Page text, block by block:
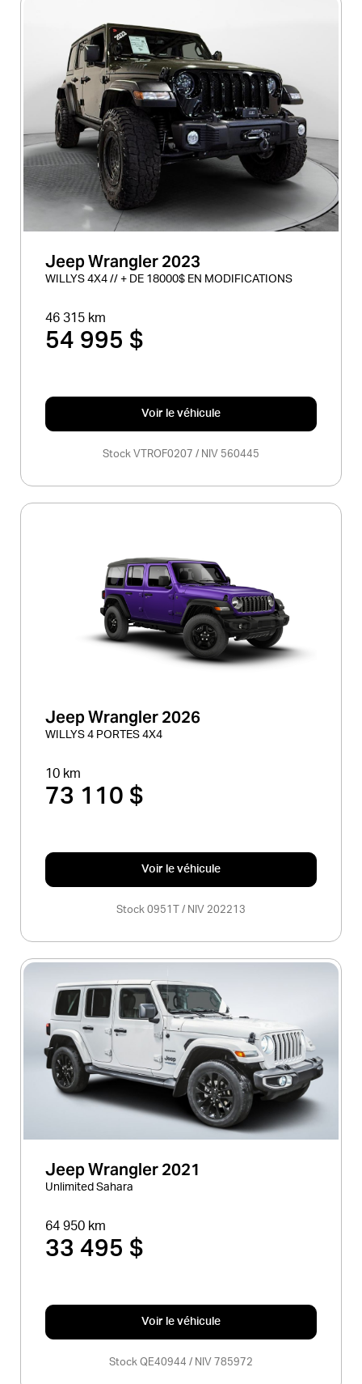
Jeep Wrangler 2023
WILLYS 4X4 // + DE 18000$ EN MODIFICATIONS
46 315 km
54 995 $
Voir le véhicule
Stock VTROF0207 / NIV 560445
Jeep Wrangler 2026
WILLYS 4 PORTES 4X4
10 km
73 110 $
Voir le véhicule
Stock 0951T / NIV 202213
Jeep Wrangler 2021
Unlimited Sahara
64 950 km
33 495 $
Voir le véhicule
Stock QE40944 / NIV 785972